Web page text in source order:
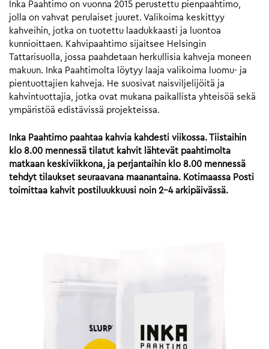
Inka Paahtimo on vuonna 2015 perustettu pienpaahtimo,
jolla on vahvat perulaiset juuret. Valikoima keskittyy
kahveihin, jotka on tuotettu laadukkaasti ja luontoa
kunnioittaen. Kahvipaahtimo sijaitsee Helsingin
Tattarisuolla, jossa paahdetaan herkullisia kahveja moneen
makuun. Inka Paahtimolta löytyy laaja valikoima luomu- ja
pientuottajien kahveja. He suosivat naisviljelijöitä ja
kahvintuottajia, jotka ovat mukana paikallista yhteisöä sekä
ympäristöä edistävissä projekteissa.
Inka Paahtimo paahtaa kahvia kahdesti viikossa. Tiistaihin
klo 8.00 mennessä tilatut kahvit lähtevät paahtimolta
matkaan keskiviikkona, ja perjantaihin klo 8.00 mennessä
tehdyt tilaukset seuraavana maanantaina. Kotimaassa Posti
toimittaa kahvit postiluukkuusi noin 2-4 arkipäivässä.